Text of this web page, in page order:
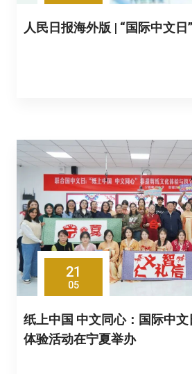
人民日报海外版 | “国际中文日
21
05
纸上中国 中文同心：国际中
体验活动在宁夏举办